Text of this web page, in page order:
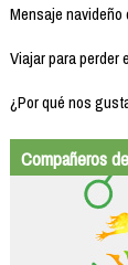
Mensaje
Viajar para perder
¿Por qué nos
Compañeros